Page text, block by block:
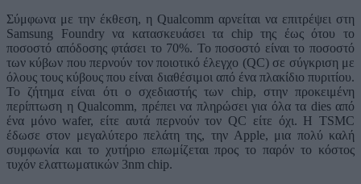
Σύμφωνα με την έκθεση, η Qualcomm αρνείται να επιτρέψει στη
Samsung Foundry να κατασκευάσει τα chip της έως ότου το
ποσοστό απόδοσης φτάσει το 70%. Το ποσοστό είναι το ποσοστό
των κύβων που περνούν τον ποιοτικό έλεγχο (QC) σε σύγκριση με
όλους τους κύβους που είναι διαθέσιμοι από ένα πλακίδιο πυριτίου.
Το ζήτημα είναι ότι ο σχεδιαστής των chip, στην προκειμένη
περίπτωση η Qualcomm, πρέπει να πληρώσει για όλα τα dies από
ένα μόνο wafer, είτε αυτά περνούν τον QC είτε όχι. Η TSMC
έδωσε στον μεγαλύτερο πελάτη της, την Apple, μια πολύ καλή
συμφωνία και το χυτήριο επωμίζεται προς το παρόν το κόστος
τυχόν ελαττωματικών 3nm chip.